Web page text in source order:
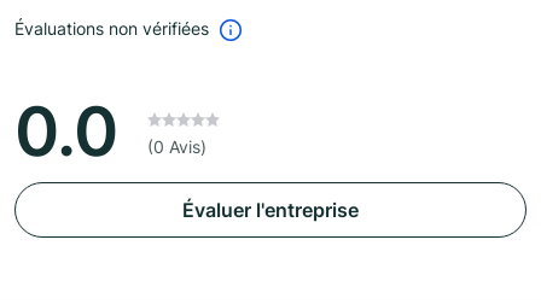
Évaluations non vérifiées
0.0 (0 Avis)
Évaluer l'entreprise